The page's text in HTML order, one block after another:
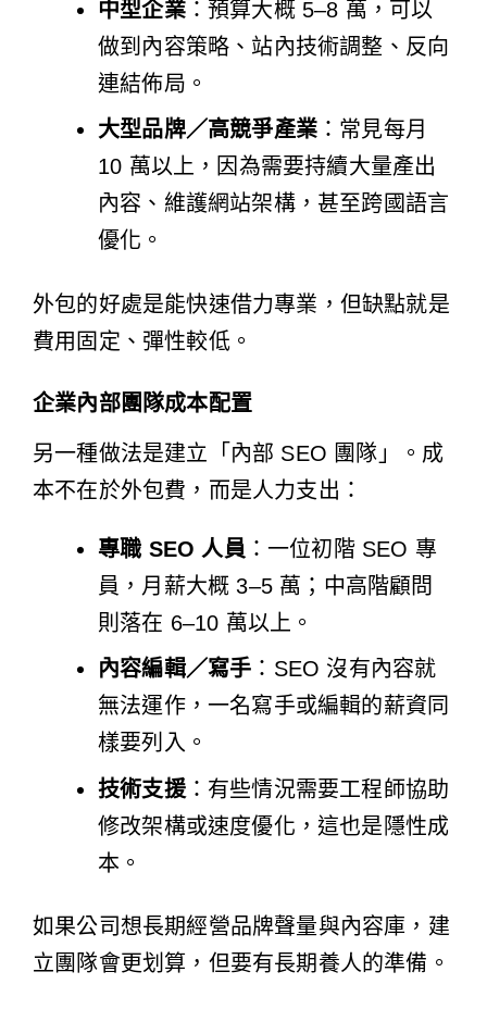
中型企業：預算大概 5–8 萬，可以
做到內容策略、站內技術調整、反向
連結佈局。
大型品牌／高競爭產業 ：常見每月
10 萬以上，因為需要持續大量產出
內容、維護網站架構，甚至跨國語言
優化。
外包的好處是能快速借力專業，但缺點就是
費用固定、彈性較低。
企業內部團隊成本配置
另一種做法是建立「內部 SEO 團隊」。成
本不在於外包費，而是人力支出：
專職 SEO 人員 ：一位初階 SEO 專
員，月薪大概 3–5 萬；中高階顧問
則落在 6–10 萬以上。
內容編輯／寫手 ：SEO 沒有內容就
無法運作，一名寫手或編輯的薪資同
樣要列入。
技術支援：有些情況需要工程師協助
修改架構或速度優化，這也是隱性成
本。
如果公司想長期經營品牌聲量與內容庫，建
立團隊會更划算，但要有長期養人的準備。